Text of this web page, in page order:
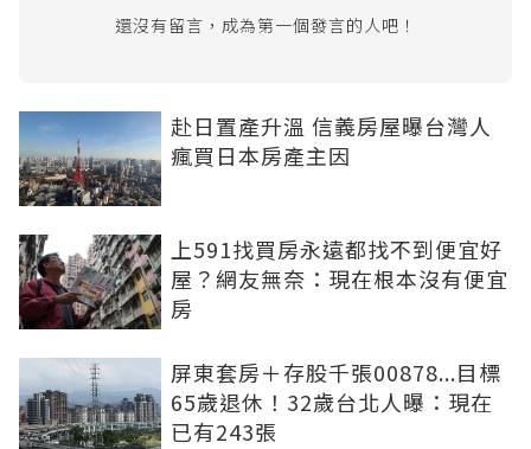
還沒有留言，成為第一個發言的人吧！
赴日置產升溫 信義房屋曝台灣人
瘋買日本房產主因
上591找買房永遠都找不到便宜好
屋？網友無奈：現在根本沒有便宜
房
屏東套房＋存股千張00878...目標
65歲退休！32歲台北人曝：現在
已有243張